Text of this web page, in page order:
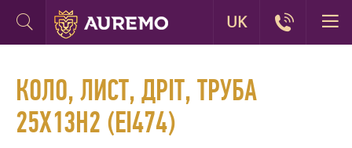
КОЛО, ЛИСТ, ДРІТ, ТРУБА
25Х13Н2 (ЕІ474)
UK